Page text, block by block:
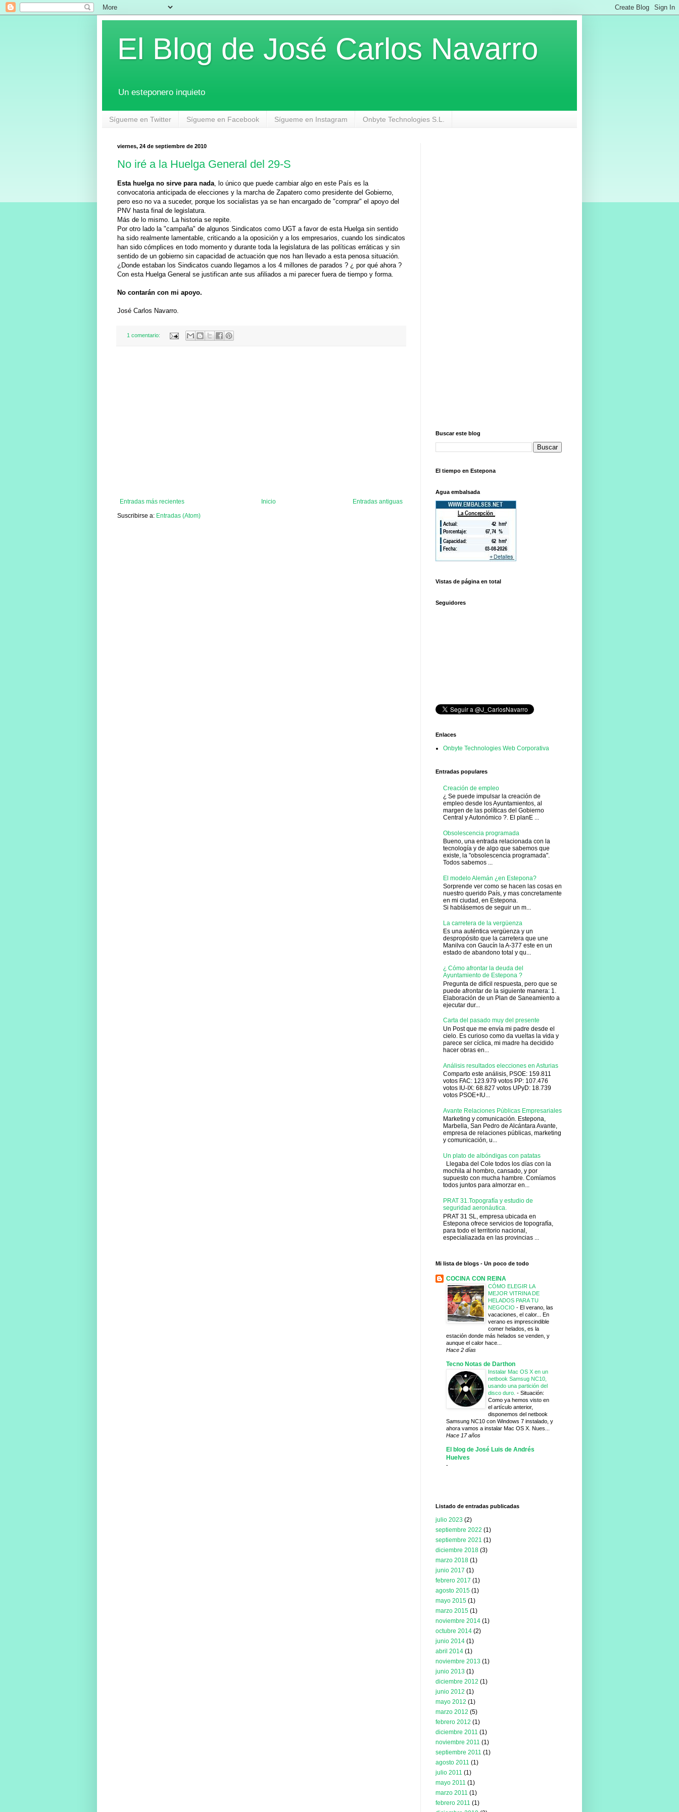
El Blog de José Carlos Navarro
Un esteponero inquieto
Sígueme en Twitter Sígueme en Facebook Sígueme en Instagram Onbyte Technologies S.L.
viernes, 24 de septiembre de 2010
No iré a la Huelga General del 29-S
Esta huelga no sirve para nada , lo único que puede cambiar algo en este País es la
convocatoria anticipada de elecciones y la marcha de Zapatero como presidente del Gobierno,
pero eso no va a suceder, porque los socialistas ya se han encargado de "comprar" el apoyo del
PNV hasta final de legislatura.
Más de lo mismo. La historia se repite.
Por otro lado la "campaña" de algunos Sindicatos como UGT a favor de esta Huelga sin sentido
ha sido realmente lamentable, criticando a la oposición y a los empresarios, cuando los sindicatos
han sido cómplices en todo momento y durante toda la legislatura de las políticas erráticas y sin
sentido de un gobierno sin capacidad de actuación que nos han llevado a esta penosa situación.
¿Donde estaban los Sindicatos cuando llegamos a los 4 millones de parados ? ¿ por qué ahora ?
Con esta Huelga General se justifican ante sus afiliados a mi parecer fuera de tiempo y forma.
No contarán con mi apoyo.
José Carlos Navarro.
1 comentario:
Entradas más recientes Entradas antiguas
Inicio
Suscribirse a: Entradas (Atom)
Buscar este blog
El tiempo en Estepona
Agua embalsada
Vistas de página en total
Seguidores
Enlaces
Onbyte Technologies Web Corporativa
Entradas populares
Creación de empleo
¿ Se puede impulsar la creación de
empleo desde los Ayuntamientos, al
margen de las políticas del Gobierno
Central y Autonómico ?. El planE ...
Obsolescencia programada
Bueno, una entrada relacionada con la
tecnología y de algo que sabemos que
existe, la "obsolescencia programada".
Todos sabemos ...
El modelo Alemán ¿en Estepona?
Sorprende ver como se hacen las cosas en
nuestro querido País, y mas concretamente
en mi ciudad, en Estepona.
Si hablásemos de seguir un m...
La carretera de la vergüenza
Es una auténtica vergüenza y un
despropósito que la carretera que une
Manilva con Gaucín la A-377 este en un
estado de abandono total y qu...
¿ Cómo afrontar la deuda del
Ayuntamiento de Estepona ?
Pregunta de difícil respuesta, pero que se
puede afrontar de la siguiente manera: 1.
Elaboración de un Plan de Saneamiento a
ejecutar dur...
Carta del pasado muy del presente
Un Post que me envía mi padre desde el
cielo. Es curioso como da vueltas la vida y
parece ser cíclica, mi madre ha decidido
hacer obras en...
Análisis resultados elecciones en Asturias
Comparto este análisis, PSOE: 159.811
votos FAC: 123.979 votos PP: 107.476
votos IU-IX: 68.827 votos UPyD: 18.739
votos PSOE+IU...
Avante Relaciones Públicas Empresariales
Marketing y comunicación. Estepona,
Marbella, San Pedro de Alcántara Avante,
empresa de relaciones públicas, marketing
y comunicación, u...
Un plato de albóndigas con patatas
Llegaba del Cole todos los días con la
mochila al hombro, cansado, y por
supuesto con mucha hambre. Comíamos
todos juntos para almorzar en...
PRAT 31.Topografía y estudio de
seguridad aeronáutica.
PRAT 31 SL, empresa ubicada en
Estepona ofrece servicios de topografía,
para todo el territorio nacional,
especialiazada en las provincias ...
Mi lista de blogs - Un poco de todo
COCINA CON REINA
CÓMO ELEGIR LA
MEJOR VITRINA DE
HELADOS PARA TU
NEGOCIO - El verano, las
vacaciones, el calor... En
verano es imprescindible
comer helados, es la
estación donde más helados se venden, y
aunque el calor hace...
Hace 2 días
Tecno Notas de Darthon
Instalar Mac OS X en un
netbook Samsug NC10,
usando una partición del
disco duro. - Situación:
Como ya hemos visto en
el artículo anterior,
disponemos del netbook
Samsung NC10 con Windows 7 instalado, y
ahora vamos a instalar Mac OS X. Nues...
Hace 17 años
El blog de José Luis de Andrés
Huelves
-
Listado de entradas publicadas
julio 2023 (2)
septiembre 2022 (1)
septiembre 2021 (1)
diciembre 2018 (3)
marzo 2018 (1)
junio 2017 (1)
febrero 2017 (1)
agosto 2015 (1)
mayo 2015 (1)
marzo 2015 (1)
noviembre 2014 (1)
octubre 2014 (2)
junio 2014 (1)
abril 2014 (1)
noviembre 2013 (1)
junio 2013 (1)
diciembre 2012 (1)
junio 2012 (1)
mayo 2012 (1)
marzo 2012 (5)
febrero 2012 (1)
diciembre 2011 (1)
noviembre 2011 (1)
septiembre 2011 (1)
agosto 2011 (1)
julio 2011 (1)
mayo 2011 (1)
marzo 2011 (1)
febrero 2011 (1)